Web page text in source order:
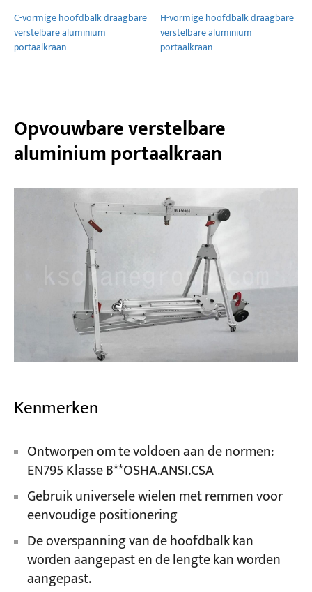
C-vormige hoofdbalk draagbare
verstelbare aluminium
portaalkraan
H-vormige hoofdbalk draagbare
verstelbare aluminium
portaalkraan
Opvouwbare verstelbare
aluminium portaalkraan
Kenmerken
Ontworpen om te voldoen aan de normen:
EN795 Klasse B**OSHA.ANSI.CSA
Gebruik universele wielen met remmen voor
eenvoudige positionering
De overspanning van de hoofdbalk kan
worden aangepast en de lengte kan worden
aangepast.